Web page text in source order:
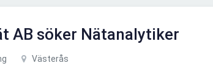
AB söker Nätanalytiker
Västerås